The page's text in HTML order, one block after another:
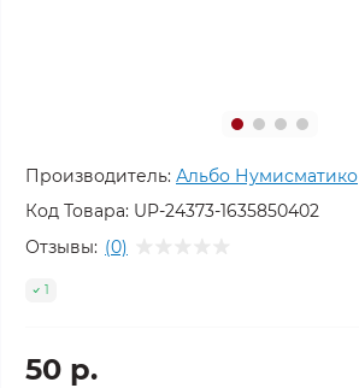
Производитель: Альбо Нумисматико
Код Товара: UP-24373-1635850402
Отзывы: (0)
1
50 р.